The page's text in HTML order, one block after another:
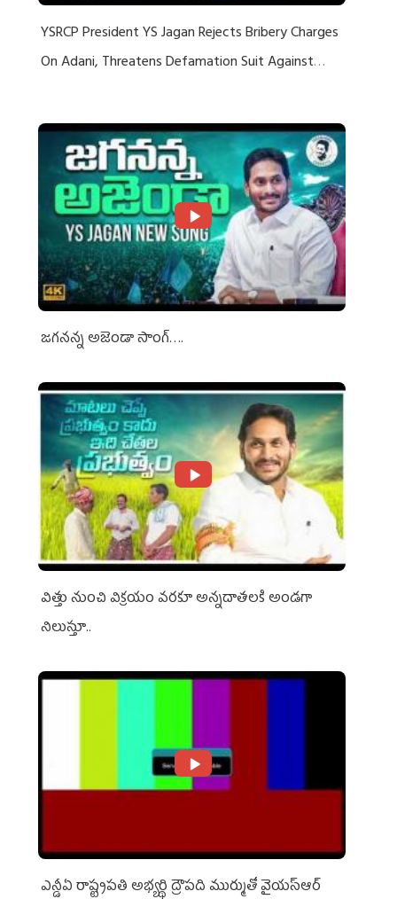
YSRCP President YS Jagan Rejects Bribery Charges
On Adani, Threatens Defamation Suit Against
జగనన్న అజెండా సాంగ్….
విత్తు నుంచి విక్రయం వరకూ అన్నదాతలకి అండగా
నిలుస్తూ..
ఎన్డీఏ రాష్ట్ర‌ప‌తి అభ్య‌ర్థి ద్రౌప‌ది ముర్ముతో వైయ‌స్ఆర్